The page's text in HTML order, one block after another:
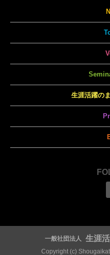
生涯活躍の
一般社団法人 生涯
Copyright (c)